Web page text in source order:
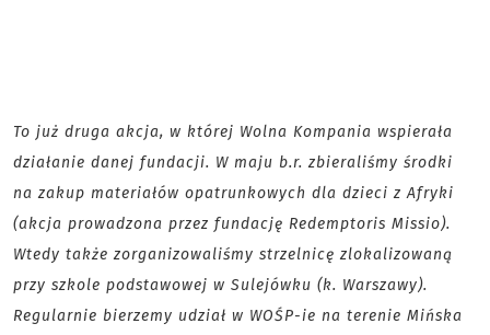
To już druga akcja, w której Wolna Kompania wspierała
działanie danej fundacji. W maju b.r. zbieraliśmy środki
na zakup materiałów opatrunkowych dla dzieci z Afryki
(akcja prowadzona przez fundację Redemptoris Missio).
Wtedy także zorganizowaliśmy strzelnicę zlokalizowaną
przy szkole podstawowej w Sulejówku (k. Warszawy).
Regularnie bierzemy udział w WOŚP-ie na terenie Mińska